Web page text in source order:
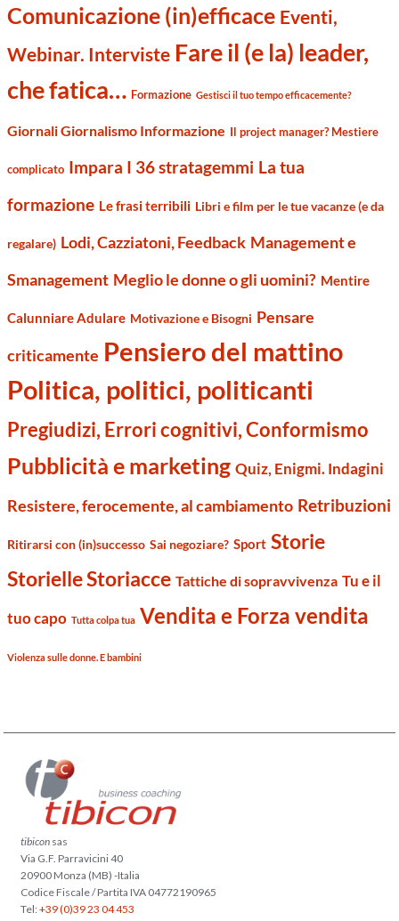
Comunicazione (in)efficace Eventi,
Webinar. Interviste Fare il (e la) leader,
che fatica… Formazione Gestisci il tuo tempo efficacemente?
Giornali Giornalismo Informazione Il project manager? Mestiere
complicato Impara I 36 stratagemmi La tua
formazione Le frasi terribili Libri e film per le tue vacanze (e da
regalare) Lodi, Cazziatoni, Feedback Management e
Smanagement Meglio le donne o gli uomini? Mentire
Calunniare Adulare Motivazione e Bisogni Pensare
criticamente Pensiero del mattino
Politica, politici, politicanti
Pregiudizi, Errori cognitivi, Conformismo
Pubblicità e marketing Quiz, Enigmi. Indagini
Resistere, ferocemente, al cambiamento Retribuzioni
Ritirarsi con (in)successo Sai negoziare? Sport Storie
Storielle Storiacce Tattiche di sopravvivenza Tu e il
tuo capo Tutta colpa tua Vendita e Forza vendita
Violenza sulle donne. E bambini
tibicon sas
Via G.F. Parravicini 40
20900 Monza (MB) -Italia
Codice Fiscale / Partita IVA 04772190965
Tel:+39 (0)39 23 04 453